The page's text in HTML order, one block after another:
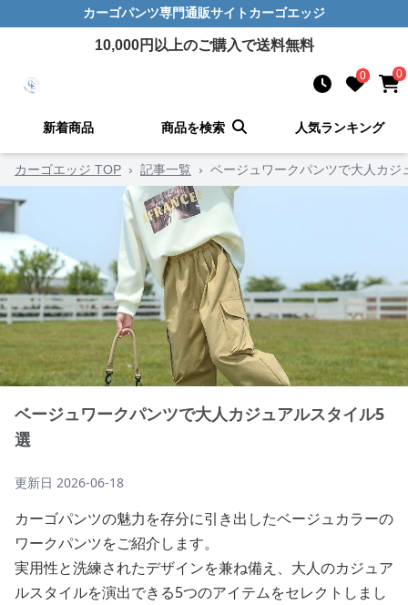
カーゴパンツ専門通販サイト カーゴエッジ
10,000円以上のご購入で送料無料
0 0
新着商品 商品を検索 人気ランキング
カーゴエッジ TOP › 記事一覧 › ベージュワークパンツで大人カジ
ベージュワークパンツで大人カジュアルスタイル5
選
更新日 2026-06-18
カーゴパンツの魅力を存分に引き出したベージュカラーの
ワークパンツをご紹介します。
実用性と洗練されたデザインを兼ね備え、大人のカジュア
ルスタイルを演出できる5つのアイテムをセレクトしまし